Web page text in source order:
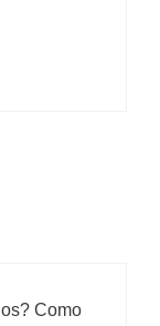
Como